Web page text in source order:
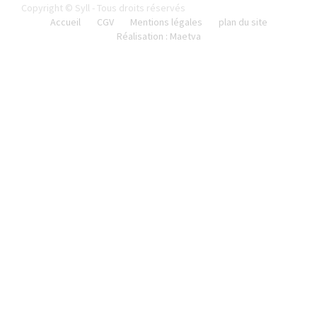
Copyright © Syll - Tous droits réservés
Accueil
CGV Mentions légales
plan du site
Réalisation : Maetva